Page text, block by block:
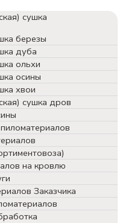
сушка
березы
дуба
ольхи
осины
хвои
сушка дров
на кровлю
Заказчика